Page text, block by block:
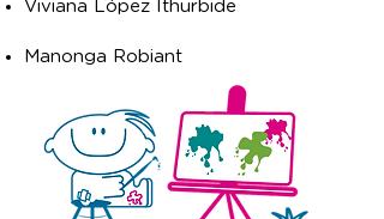
Viviana López Ithurbide
Manonga Robiant